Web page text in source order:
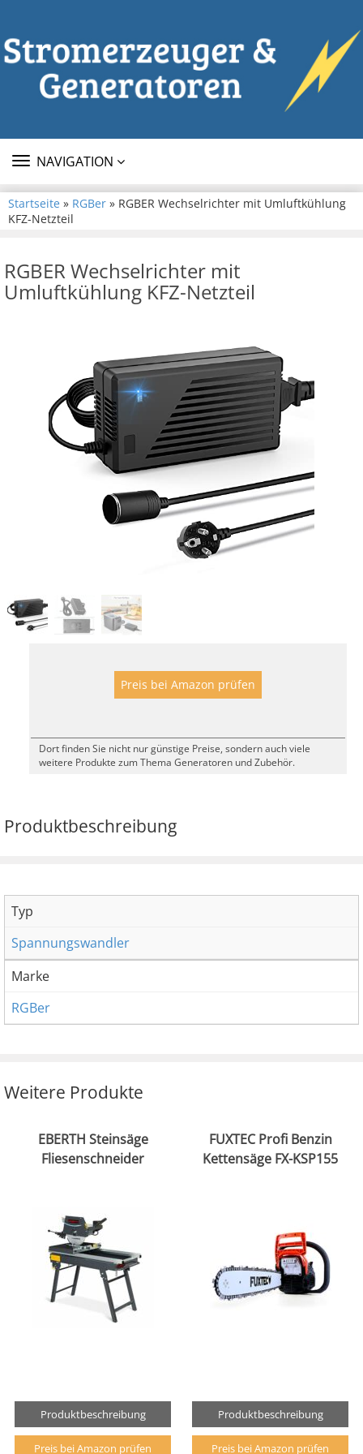
TOGGLE
NAVIGATION
Startseite » RGBer » RGBER Wechselrichter mit Umluftkühlung
KFZ-Netzteil
RGBER Wechselrichter mit
Umluftkühlung KFZ-Netzteil
Preis bei Amazon prüfen
Dort finden Sie nicht nur günstige Preise, sondern auch viele
weitere Produkte zum Thema Generatoren und Zubehör.
Produktbeschreibung
Typ
Spannungswandler
Marke
RGBer
Weitere Produkte
EBERTH Steinsäge
Fliesenschneider
Produktbeschreibung
Preis bei Amazon prüfen
FUXTEC Profi Benzin
Kettensäge FX-KSP155
Produktbeschreibung
Preis bei Amazon prüfen